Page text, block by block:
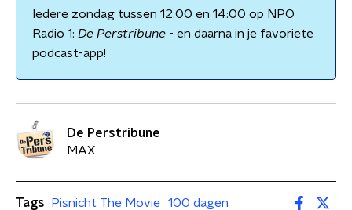
Iedere zondag tussen 12:00 en 14:00 op NPO
Radio 1: De Perstribune - en daarna in je favoriete
podcast-app!
De Perstribune
MAX
Tags Pisnicht The Movie
100 dagen